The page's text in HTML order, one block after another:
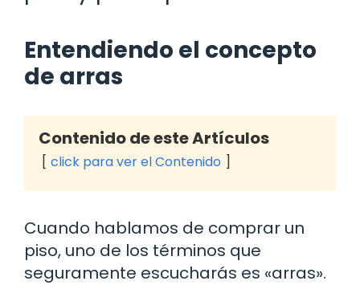
Entendiendo el concepto
de arras
Contenido de este Artículos
click para ver el Contenido
Cuando hablamos de comprar un
piso, uno de los términos que
seguramente escucharás es «arras».